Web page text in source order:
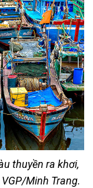
thuyền ra khơi,
Minh Trang.